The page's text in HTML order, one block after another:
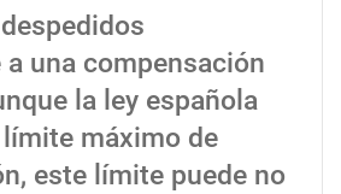
una compensación
la ley española
máximo de
este límite puede no